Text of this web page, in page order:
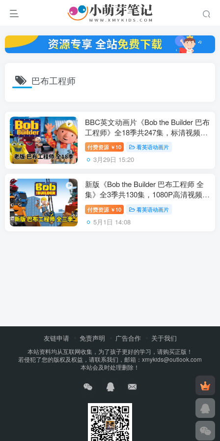
巴布工程师
BBC英文动画片《Bob the Builder 巴布
工程师》全18季共247集，标清视频带
英文字幕，百度云网盘下载！
付费资源 ￥ 10 看英语动画片
3月29日 15:20
新版《Bob the Builder 巴布工程师 全
集》全3季共130集，1080P高清视频带
英文字幕，百度云网盘下载！
付费资源 ￥ 10 看英语动画片
5月1日 14:08
友链申请 免责声明 广告合作 关于我们
本站资料均从互联网收集，为了孩子更好的学习，请购买正版！
若侵犯了您的版权及权益，请联系我们，邮箱：xmykids@outlook.com
本站会及时处理删除！